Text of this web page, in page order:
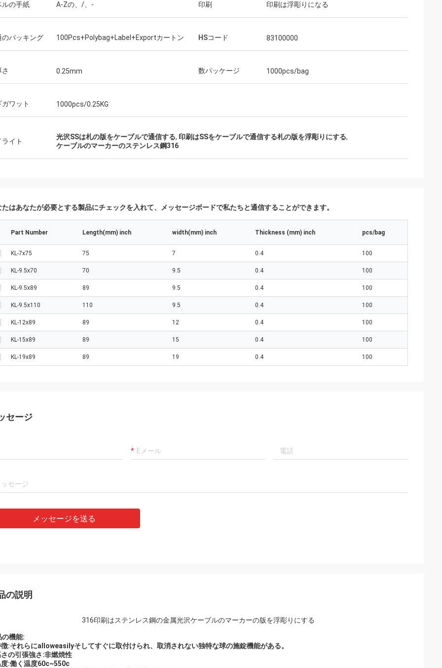
ルの手紙 A-Zの、/、- 印刷 印刷は浮彫りになる
のパッキング 100Pcs+Polybag+Label+Exportカートン HSコード 83100000
0.25mm 数パッケージ 1000pcs/bag
ガワット 1000pcs/0.25KG
イト
光沢SSは札の版をケーブルで通信する, 印刷はSSをケーブルで通信する札の版を浮彫りにする,
ケーブルのマーカーのステンレス鋼316
たはあなたが必要とする製品にチェックを入れて、メッセージボードで私たちと通信することができます。
Part Number Length(mm) inch width(mm) inch Thickness (mm) inch pcs/bag
KL-7x75 75 7 0.4 100
KL-9.5x70 70 9.5 0.4 100
KL-9.5x89 89 9.5 0.4 100
KL-9.5x110 110 9.5 0.4 100
KL-12x89 89 12 0.4 100
KL-15x89 89 15 0.4 100
KL-19x89 89 19 0.4 100
セージ
メッセージを送る
の説明
316印刷はステンレス鋼の金属光沢ケーブルのマーカーの版を浮彫りにする
の機能:
:それらにalloweasilyそしてすぐに取付けられ、取消されない独特な球の施錠機能がある。
の引張強さ:非燃焼性
:働く温度60c~550c